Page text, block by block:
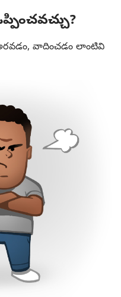
వాదించడం లాంటివి